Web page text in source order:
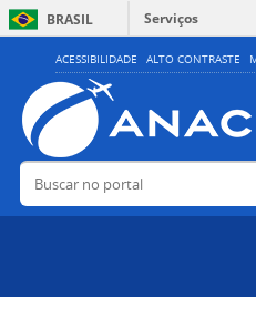
ACESSIBILIDADE ALTO CONTRASTE
BRASIL
Serviços
Buscar no portal